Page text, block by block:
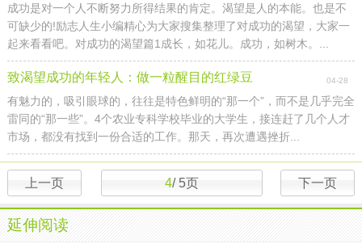
成功是对一个人不断努力所得结果的肯定。渴望是人的本能。也是不
可缺少的!励志人生小编精心为大家搜集整理了对成功的渴望，大家一
起来看看吧。对成功的渴望篇1成长，如花儿。成功，如树木。...
致渴望成功的年轻人：做一粒醒目的红绿豆 04-28
有魅力的，吸引眼球的，往往是特色鲜明的“那一个”，而不是几乎完全
雷同的“那一些”。4个农业专科学校毕业的大学生，接连赶了几个人才
市场，都没有找到一份合适的工作。那天，再次遭遇挫折...
上一页 4/5页 下一页
延伸阅读